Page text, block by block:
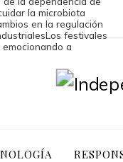
la microbiota
en la regulación
Los festivales
a